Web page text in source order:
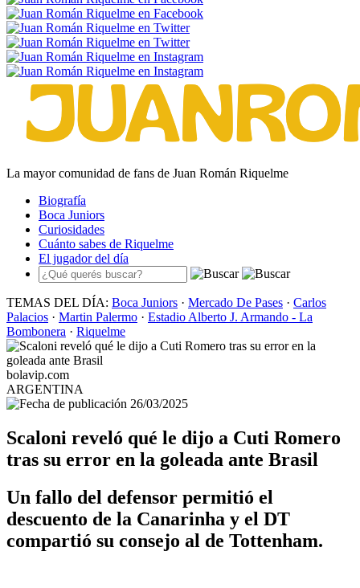
La mayor comunidad de fans de Juan Román Riquelme
Biografía
Boca Juniors
Curiosidades
Cuánto sabes de Riquelme
El jugador del día
TEMAS DEL DÍA: Boca Juniors · Mercado De Pases · Carlos
Palacios · Martin Palermo · Estadio Alberto J. Armando - La
Bombonera · Riquelme
bolavip.com
ARGENTINA
26/03/2025
Scaloni reveló qué le dijo a Cuti Romero
tras su error en la goleada ante Brasil
Un fallo del defensor permitió el
descuento de la Canarinha y el DT
compartió su consejo al de Tottenham.